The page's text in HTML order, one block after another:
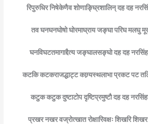
रिपुरुधिर निषेकेणैव शोणाङ्घ्रिशालिन् दह दह
तव घनघनघोषो घोरमाघ्राय जङ्घा परिघ मलघु मूरु
घनविघटतमागाद्दैत्य जङ्घालसङ्घो दह दह
कटकि कटकराजद्धाट्ट काग्र्यस्थलाभा प्रकट पट
कटुक कटुक दुष्टाटोप दृष्टिप्रमुष्टौ दह दह
प्रखर नखर वज्रोत्खात रोक्षारिवक्षः शिखरि